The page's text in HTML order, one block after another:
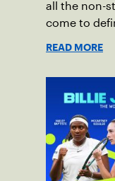
all the non-
come to
READ MORE